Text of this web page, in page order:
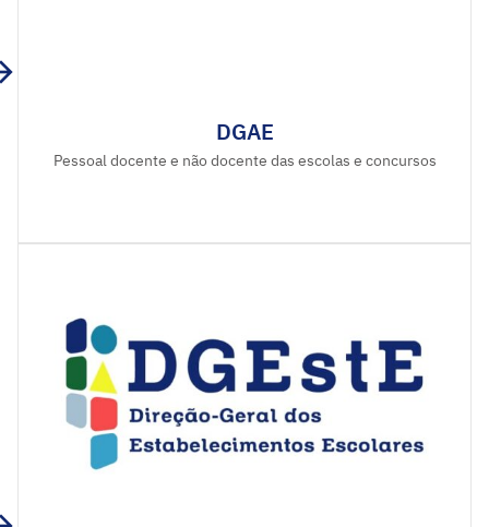
DGAE
Pessoal docente e não docente das escolas e concursos